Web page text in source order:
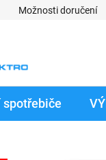
Možnosti doručení